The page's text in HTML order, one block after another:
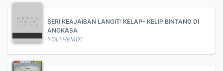
SERI KEAJAIBAN LANGIT: KELAP- KELIP BINTANG DI
ANGKASA
YOLI HEMDI